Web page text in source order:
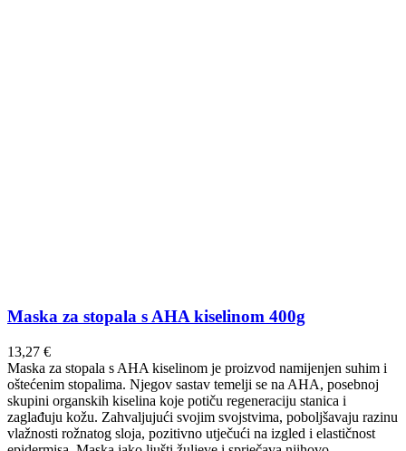
Maska za stopala s AHA kiselinom 400g
13,27 €
Maska za stopala s AHA kiselinom je proizvod namijenjen suhim i
oštećenim stopalima. Njegov sastav temelji se na AHA, posebnoj
skupini organskih kiselina koje potiču regeneraciju stanica i
zaglađuju kožu. Zahvaljujući svojim svojstvima, poboljšavaju razinu
vlažnosti rožnatog sloja, pozitivno utječući na izgled i elastičnost